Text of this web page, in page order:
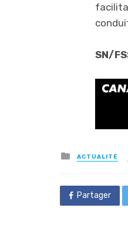
SN/
Posted
in
ACTUALITÉ
Partager